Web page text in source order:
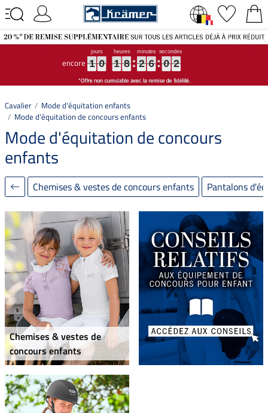
encore 1
1
1
1 0
0
0
0 1
1
1
1 8
8
8
8 2
2
2
2 6
6
6
6 0
0
0
0 1
1
1
1
Cavalier
Mode d'équitation enfants
Mode d'équitation de concours enfants
Mode d'équitation de concours
enfants
Chemises & vestes de concours enfants Pantalons
Chemises & vestes de
concours enfants